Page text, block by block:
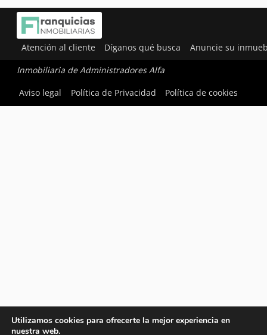
Atención al cliente Díganos qué busca Anuncie su
Inmobiliaria de Administradores Alfa
Aviso legal
Política de Privacidad Política de cookies
Utilizamos cookies para ofrecerte la mejor experiencia en
nuestra web.